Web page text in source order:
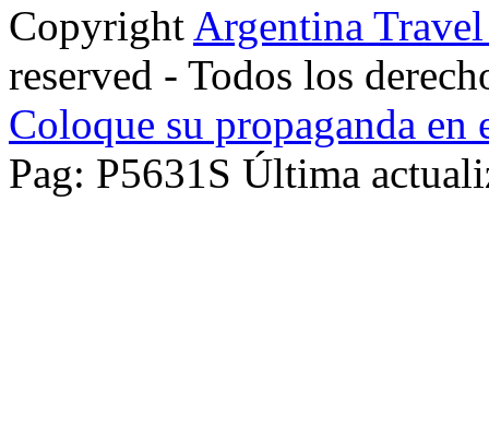
Copyright Argentina
reserved - Todos los
Coloque su propaganda en
Pag: P5631S Última